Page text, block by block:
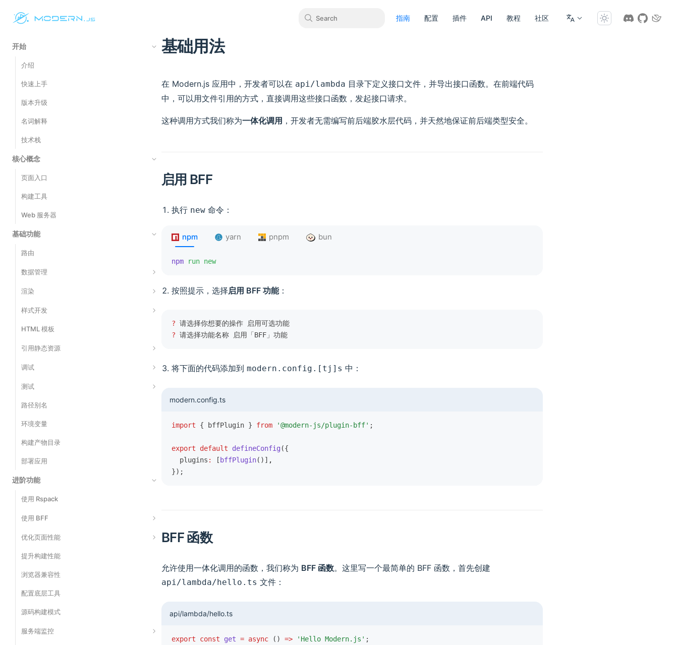
Search 指南 配置 插件 API 教程 社区
开始
介绍
快速上手
版本升级
名词解释
技术栈
核心概念
页面入口
构建工具
Web 服务器
基础功能
路由
数据管理
数据获取
数据写入
数据缓存
渲染
服务端渲染（SSR）
服务端流式渲染（Streaming SSR）
渲染缓存
静态站点生成（SSG）
渲染预处理 (Render Preprocessing)
样式开发
引入 CSS
使用 CSS Modules
使用 CSS-in-JS
使用 Tailwind CSS
HTML 模板
引用静态资源
引用 JSON 文件
引用 SVG 资源
引用 Wasm 资源
调试
数据模拟（Mock）
网络代理
使用 Rsdoctor
使用 Storybook
测试
Playwright
Vitest
Jest
Cypress
路径别名
环境变量
构建产物目录
部署应用
进阶功能
使用 Rspack
使用 BFF
基础用法
运行时框架
扩展 BFF Server
扩展一体化调用 SDK
文件上传
跨项目调用
优化页面性能
代码分割
静态资源内联
产物体积优化
React Compiler
提升构建性能
浏览器兼容性
配置底层工具
源码构建模式
服务端监控
基础用法
在 Modern.js 应用中，开发者可以在 api/lambda 目录下定义接口文件，并导出接口函数。在前端代码
中，可以用文件引用的方式，直接调用这些接口函数，发起接口请求。
这种调用方式我们称为一体化调用 ，开发者无需编写前后端胶水层代码，并天然地保证前后端类型安全。
启用 BFF
执行 new 命令：
npm yarn pnpm bun
npm run new
按照提示，选择启用 BFF 功能：
? 请选择你想要的操作 启用可选功能
? 请选择功能名称 启用「BFF」功能
将下面的代码添加到 modern.config.[tj]s 中：
modern.config.ts
import { bffPlugin } from '@modern-js/plugin-bff' ;
export default defineConfig ({
  plugins
: [ bffPlugin()] ,
});
BFF 函数
允许使用一体化调用的函数，我们称为 BFF 函数。这里写一个最简单的 BFF 函数，首先创建
api/lambda/hello.ts 文件：
api/lambda/hello.ts
export const get = async () => 'Hello Modern.js' ;